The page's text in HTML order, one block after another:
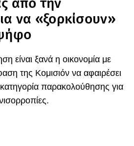
να «ξορκίσουν»
είναι ξανά η οικονομία με
της Κομισιόν να αφαιρέσει
παρακολούθησης για